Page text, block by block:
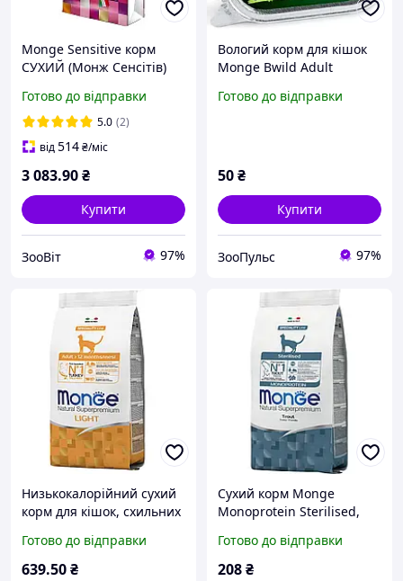
Monge Sensitive корм
СУХИЙ (Монж Сенсітів)
дорослих з чутливим
травленням 10 кг
Готово до відправки
5.0 (2)
від514₴/міс
3 083.90₴
Купити
ЗооВіт 97%
Вологий корм для кішок
Monge Bwild Adult
повнораціонний холістик
Готово до відправки
50₴
Купити
ЗооПульс 97%
Низькокалорійний сухий
корм для кішок, схильних
Monge Cat Adult Light з
індичкою 1,5 кг
Готово до відправки
639.50₴
Сухий корм Monge
Monoprotein Sterilised,
400 г ) форель
Готово до відправки
208₴